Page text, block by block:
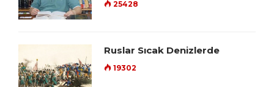
25428
Ruslar Sıcak Denizlerde
19302